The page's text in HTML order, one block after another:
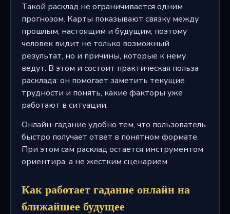
Такой расклад не ограничивается одним
прогнозом. Карты показывают связку между
прошлым, настоящим и будущим, поэтому
человек видит не только возможный
результат, но и причины, которые к нему
ведут. В этом и состоит практическая польза
расклада: он помогает заметить текущие
трудности и понять, какие факторы уже
работают в ситуации.
Онлайн-гадание удобно тем, что пользователь
быстро получает ответ в понятном формате.
При этом сам расклад остается инструментом
ориентира, а не жестким сценарием.
Как работает гадание онлайн на
ближайшее будущее